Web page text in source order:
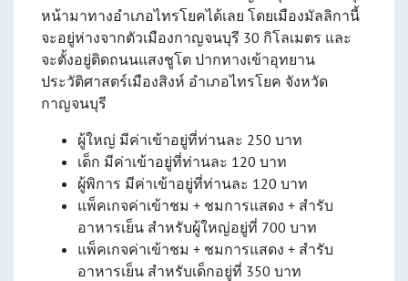
หน้ามาทางอำเภอไทรโยคได้เลย โดยเมืองมัลลิกานี้
จะอยู่ห่างจากตัวเมืองกาญจนบุรี 30 กิโลเมตร และ
จะตั้งอยู่ติดถนนแสงชูโต ปากทางเข้าอุทยาน
ประวัติศาสตร์เมืองสิงห์ อำเภอไทรโยค จังหวัด
กาญจนบุรี
ผู้ใหญ่ มีค่าเข้าอยู่ที่ท่านละ 250 บาท
เด็ก มีค่าเข้าอยู่ที่ท่านละ 120 บาท
ผู้พิการ มีค่าเข้าอยู่ที่ท่านละ 120 บาท
แพ็คเกจค่าเข้าชม + ชมการแสดง + สำรับ
อาหารเย็น สำหรับผู้ใหญ่อยู่ที่ 700 บาท
แพ็คเกจค่าเข้าชม + ชมการแสดง + สำรับ
อาหารเย็น สำหรับเด็กอยู่ที่ 350 บาท